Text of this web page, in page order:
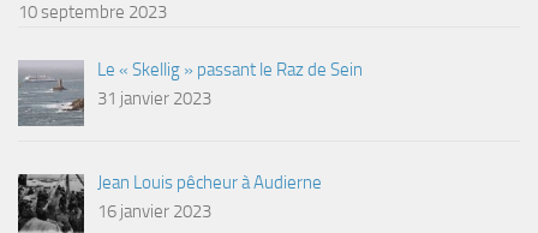
10 septembre 2023
Le « Skellig » passant le Raz de Sein
31 janvier 2023
Jean Louis pêcheur à Audierne
16 janvier 2023